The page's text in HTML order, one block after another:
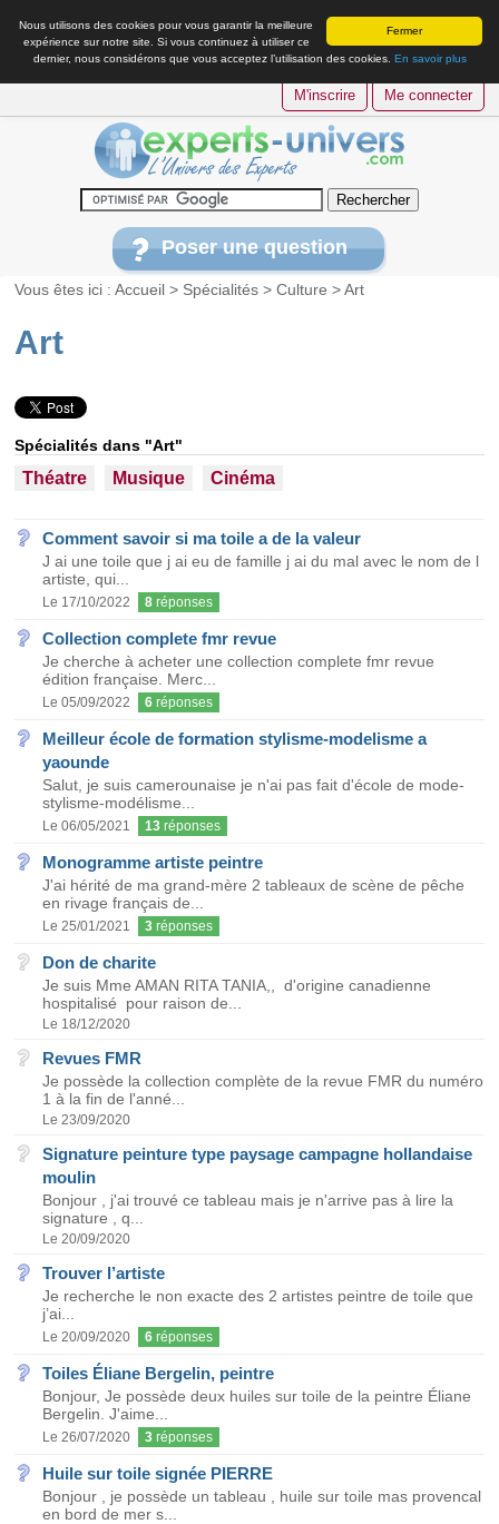
Fermer
Nous utilisons des cookies pour vous garantir la meilleure
expérience sur notre site. Si vous continuez à utiliser ce
dernier, nous considérons que vous acceptez l’utilisation des cookies. En savoir plus
M'inscrire Me connecter
Poser une question
Vous êtes ici :Accueil > Spécialités >Culture >Art
Art
Spécialités dans "Art"
Théatre Musique Cinéma
Comment savoir si ma toile a de la valeur
J ai une toile que j ai eu de famille j ai du mal avec le nom de l
artiste, qui...
Le 17/10/2022 8 réponses
Collection complete fmr revue
Je cherche à acheter une collection complete fmr revue
édition française. Merc...
Le 05/09/2022 6 réponses
Meilleur école de formation stylisme-modelisme a
yaounde
Salut, je suis camerounaise je n'ai pas fait d'école de mode-
stylisme-modélisme...
Le 06/05/2021 13 réponses
Monogramme artiste peintre
J'ai hérité de ma grand-mère 2 tableaux de scène de pêche
en rivage français de...
Le 25/01/2021 3 réponses
Don de charite
Je suis Mme AMAN RITA TANIA,, d'origine canadienne
hospitalisé pour raison de...
Le 18/12/2020
Revues FMR
Je possède la collection complète de la revue FMR du numéro
1 à la fin de l'anné...
Le 23/09/2020
Signature peinture type paysage campagne hollandaise
moulin
Bonjour , j'ai trouvé ce tableau mais je n'arrive pas à lire la
signature , q...
Le 20/09/2020
Trouver l’artiste
Je recherche le non exacte des 2 artistes peintre de toile que
j’ai...
Le 20/09/2020 6 réponses
Toiles Éliane Bergelin, peintre
Bonjour, Je possède deux huiles sur toile de la peintre Éliane
Bergelin. J'aime...
Le 26/07/2020 3 réponses
Huile sur toile signée PIERRE
Bonjour , je possède un tableau , huile sur toile mas provencal
en bord de mer s...